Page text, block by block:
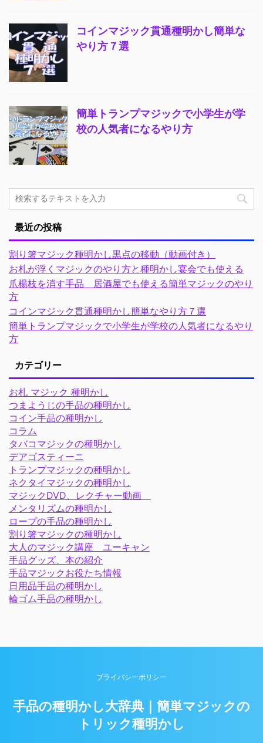
コインマジック貫通種明かし簡単な
やり方７選
簡単トランプマジックで小学生が学
校の人気者になるやり方
最近の投稿
割り箸マジック種明かし黒点の移動（動画付き）
お札が浮くマジックのやり方と種明かし宴会でも使える
爪楊枝を消す手品 居酒屋でも使える簡単マジックのやり
方
コインマジック貫通種明かし簡単なやり方７選
簡単トランプマジックで小学生が学校の人気者になるやり
方
カテゴリー
お札 マジック 種明かし
つまようじの手品の種明かし
コイン手品の種明かし
コラム
タバコマジックの種明かし
デアゴスティーニ
トランプマジックの種明かし
ネクタイマジックの種明かし
マジックDVD、レクチャー動画
メンタリズムの種明かし
ロープの手品の種明かし
割り箸マジックの種明かし
大人のマジック講座 ユーキャン
手品グッズ、本の紹介
手品マジックお役たち情報
日用品手品の種明かし
輪ゴム手品の種明かし
プライバシーポリシー
手品の種明かし大辞典｜簡単マジックの
トリック種明かし